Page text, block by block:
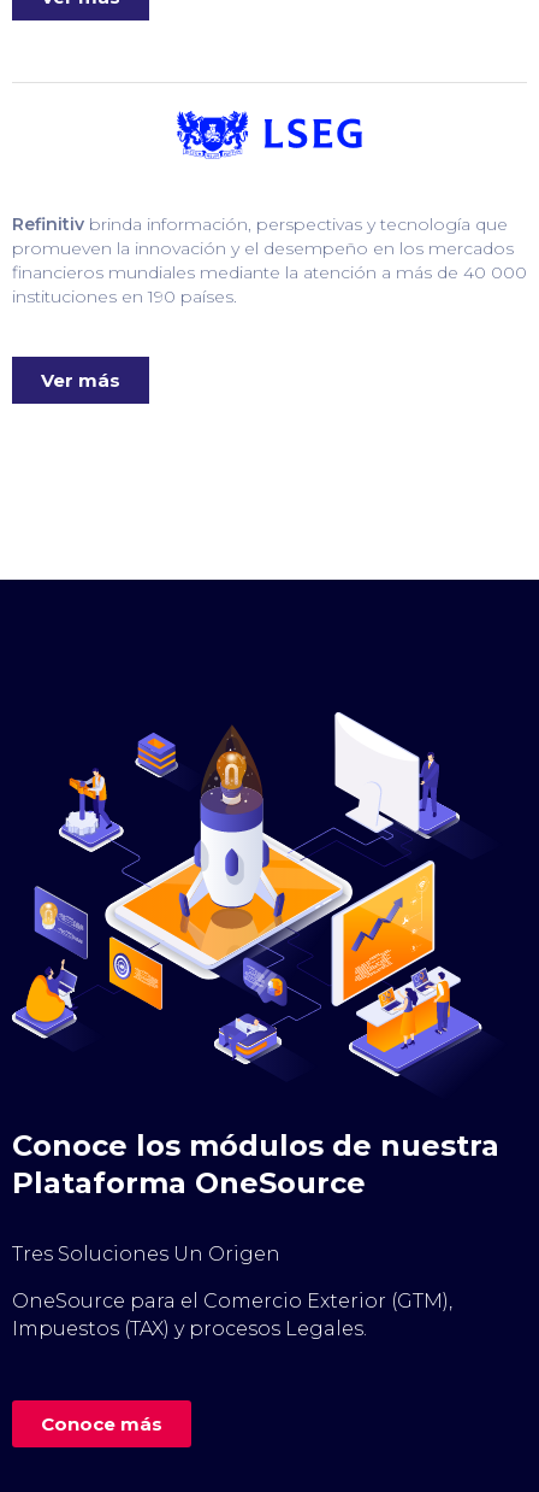
Refinitiv brinda información, perspectivas y tecnología que
promueven la innovación y el desempeño en los mercados
financieros mundiales mediante la atención a más de 40 000
instituciones en 190 países.
Ver más
Conoce los módulos de nuestra
Plataforma OneSource
Tres Soluciones Un Origen
OneSource para el Comercio Exterior (GTM),
Impuestos (TAX) y procesos Legales.
Conoce más